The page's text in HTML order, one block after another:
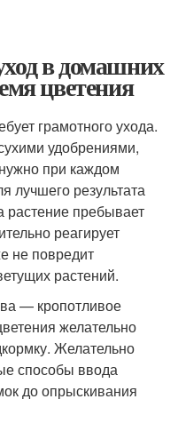
в домашних
цветения
грамотного ухода.
удобрениями,
при каждом
лучшего результата
растение пребывает
реагирует
не повредит
растений.
— кропотливое
желательно
Желательно
способы ввода
до опрыскивания